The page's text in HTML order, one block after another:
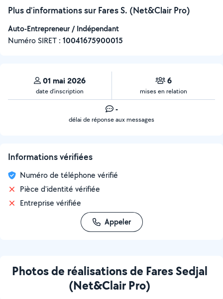
Plus d’informations sur Fares S. (Net&Clair Pro)
Auto-Entrepreneur / Indépendant
Numéro SIRET : ‍10041675900015
01 mai 2026
date d’inscription
6
mises en relation
-
délai de réponse aux messages
Informations vérifiées
Numéro de téléphone vérifié
Pièce d'identité vérifiée
Entreprise vérifiée
Appeler
Photos de réalisations de Fares Sedjal
(Net&Clair Pro)